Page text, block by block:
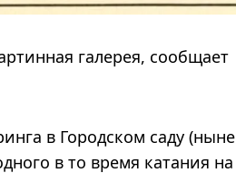
галерея, сообщает
в Городском саду (ныне
в то время катания на